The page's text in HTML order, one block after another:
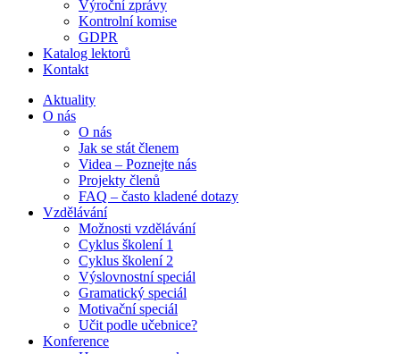
Výroční zprávy
Kontrolní komise
GDPR
Katalog lektorů
Kontakt
Aktuality
O nás
O nás
Jak se stát členem
Videa – Poznejte nás
Projekty členů
FAQ – často kladené dotazy
Vzdělávání
Možnosti vzdělávání
Cyklus školení 1
Cyklus školení 2
Výslovnostní speciál
Gramatický speciál
Motivační speciál
Učit podle učebnice?
Konference